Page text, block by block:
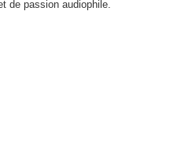
de passion audiophile.